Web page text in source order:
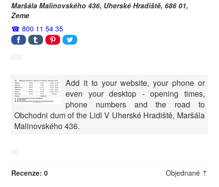
Maršála Malinovského 436, Uherské Hradiště, 686 01,
Zeme
800 11 54 35
Add it to your website, your phone or
even your desktop - opening times,
phone numbers and the road to
Obchodni dum of the Lidl V Uherské Hradiště, Maršála
Malinovského 436.
Recenze: 0 Objednané ⇡